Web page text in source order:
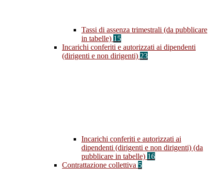
Tassi di assenza trimestrali (da pubblicare
in tabelle) 15
Incarichi conferiti e autorizzati ai dipendenti
(dirigenti e non dirigenti) 23
Incarichi conferiti e autorizzati ai
dipendenti (dirigenti e non dirigenti) (da
pubblicare in tabelle) 16
Contrattazione collettiva 5